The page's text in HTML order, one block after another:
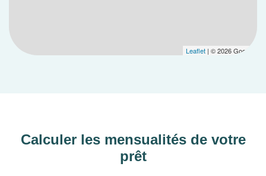
Leaflet | © 2026 Google
Calculer les mensualités de votre
prêt